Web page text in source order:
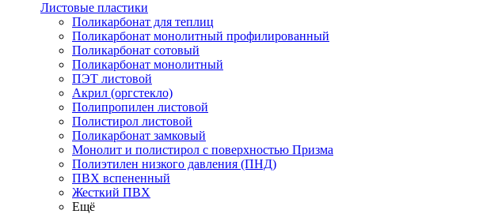
Листовые пластики
Поликарбонат для теплиц
Поликарбонат монолитный профилированный
Поликарбонат сотовый
Поликарбонат монолитный
ПЭТ листовой
Акрил (оргстекло)
Полипропилен листовой
Полистирол листовой
Поликарбонат замковый
Монолит и полистирол с поверхностью Призма
Полиэтилен низкого давления (ПНД)
ПВХ вспененный
Жесткий ПВХ
Ещё